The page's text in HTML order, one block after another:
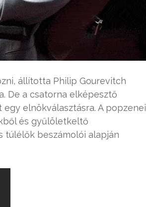
állította Philip Gourevitch
De a csatorna elképesztő
elnökválasztásra. A popzenei
és gyűlöletkeltő
túlélők beszámolói alapján